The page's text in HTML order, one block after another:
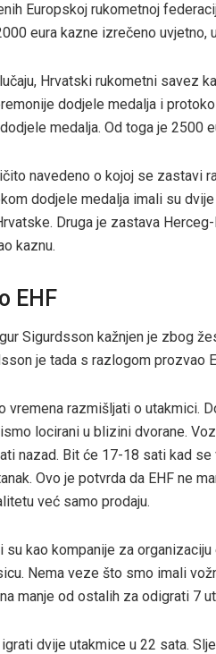
Europskoj rukometnoj
eura kazne izrečeno uvjetno,
Hrvatski rukometni savez
dodjele medalja i
medalja. Od toga je 2500
navedeno o kojoj se zastavi
dodjele medalja imali su
Druga je zastava
kaznu.
EHF
Sigurdsson kažnjen je zbog
je tada s razlogom prozvao
vremena razmišljati o utakmici.
locirani u blizini dvorane.
nazad. Bit će 17-18 sati kad
Ovo je potvrda da EHF ne
već samo prodaju.
su kao kompanije za
Nema veze što smo imali
manje od ostalih za odigrati 7
dvije utakmice u 22 sata.